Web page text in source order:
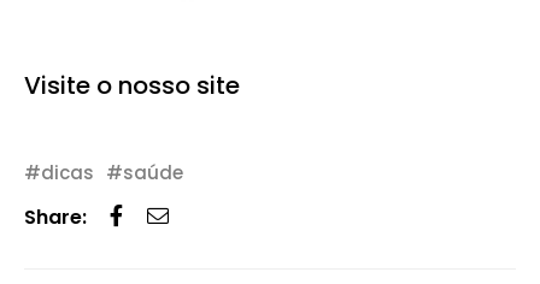
Visite o nosso site
dicas saúde
Share: